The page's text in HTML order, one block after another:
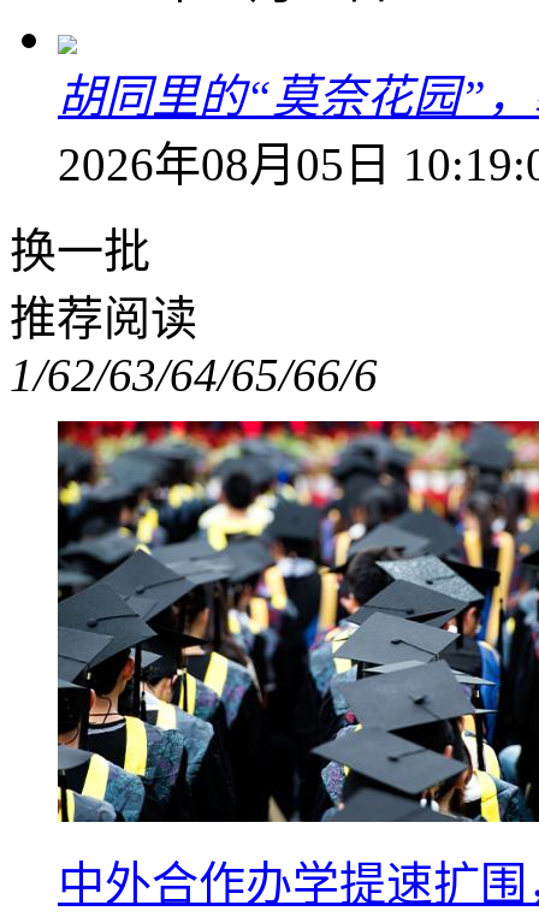
胡同里的“莫奈花园”
2026年08月05日
换一批
推荐阅读
1/62/63/64/65/66/6
中外合作办学提速扩